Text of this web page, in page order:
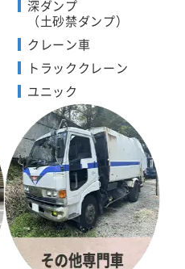
深ダンプ
（土砂禁ダンプ）
クレーン車
トラッククレーン
ユニック